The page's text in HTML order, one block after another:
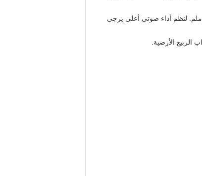
الزجاج نحن قادرون على تقديم خيارات زجاجية ذات أداء أعلى لتحقيق عزل صوتي 43 ديسيبل ، باستخدام الزجاج المقاوم 5 ملم و 8 ملم. لنظم أداء صوتي أعلى يرجى